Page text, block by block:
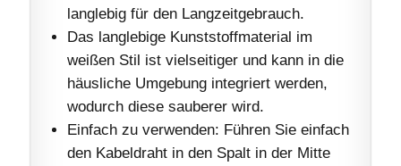
langlebig für den Langzeitgebrauch.
Das langlebige Kunststoffmaterial im
weißen Stil ist vielseitiger und kann in die
häusliche Umgebung integriert werden,
wodurch diese sauberer wird.
Einfach zu verwenden: Führen Sie einfach
den Kabeldraht in den Spalt in der Mitte